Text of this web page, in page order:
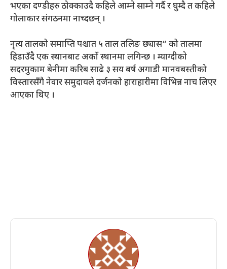
भएका दण्डीहरु ठोक्काउदै कहिले आम्ने साम्ने गर्दै र घुम्दै त कहिले
गोलाकार संगठनमा नाच्दछन् ।
नृत्य तालको समाप्ति पश्चात ५ ताल तलिङ छ्यास“ को तालमा
हिडाउँदै एक स्थानबाट अर्को स्थानमा लगिन्छ । म्याग्दीको
सदरमुकाम बेनीमा करिब साढे ३ सय बर्ष अगाडी मानवबस्तीको
विस्तारसँगै नेवार समुदायले दर्जनको हाराहारीमा विभिन्न नाच लिएर
आएका थिए ।